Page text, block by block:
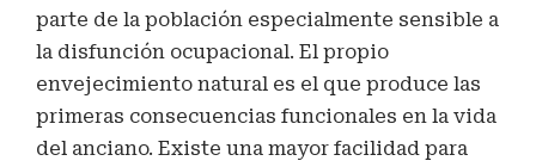
parte de la población especialmente sensible a
la disfunción ocupacional. El propio
envejecimiento natural es el que produce las
primeras consecuencias funcionales en la vida
del anciano. Existe una mayor facilidad para